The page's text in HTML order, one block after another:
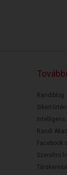
Randiblog
Randi
Facebook
Szerelmi